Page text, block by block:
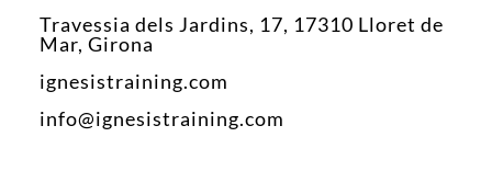
Travessia dels Jardins, 17, 17310 Lloret de
Mar, Girona
ignesistraining.com
info@ignesistraining.com